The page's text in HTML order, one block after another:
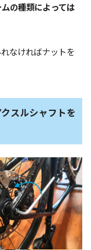
の種類によっては
なければナットを
スルシャフトを